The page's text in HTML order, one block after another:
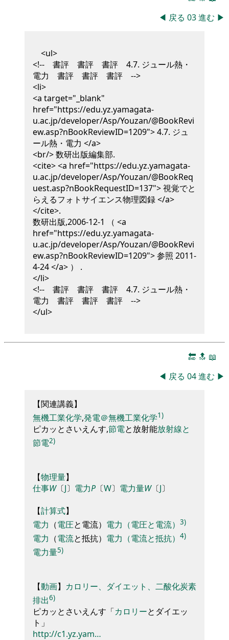
◀ 戻る 03進む ▶
<ul>
<!-- 書評 書評 書評 4.7. ジュール熱・
電力 書評 書評 書評 -->
<li>
<a target="_blank"
href="https://edu.yz.yamagata-
u.ac.jp/developer/Asp/Youzan/@BookRevi
ew.asp?nBookReviewID=1209"> 4.7. ジュ
ール熱・電力 </a>
<br/>数研出版編集部.
<cite> <a href="https://edu.yz.yamagata-
u.ac.jp/developer/Asp/Youzan/@BookReq
uest.asp?nBookRequestID=137"> 視覚でと
らえるフォトサイエンス物理図録 </a>
</cite>.
数研出版,2006-12-1
（ <a
href="https://edu.yz.yamagata-
u.ac.jp/developer/Asp/Youzan/@BookRevi
ew.asp?nBookReviewID=1209"> 参照 2011-
4-24 </a> ） .
</li>
<!-- 書評 書評 書評 4.7. ジュール熱・
電力 書評 書評 書評 -->
</ul>
🔚 🔝 📖
◀ 戻る 04進む ▶
【関連講義】
無機工業化学,発電＠無機工業化学1)
ピカッとさいえんす,節電と放射能放射線と
節電2)
【物理量】
仕事W〔J〕 電力P 〔W〕 電力量W〔J〕
【計算式】
電力 （電圧と電流） 電力（電圧と電流） 3)
電力 （電流と抵抗） 電力（電流と抵抗） 4)
電力量5)
【動画】 カロリー、ダイエット、二酸化炭素
排出6)
ピカッとさいえんす 「カロリーと ダイエッ
ト 」
http://c1.yz.yam…